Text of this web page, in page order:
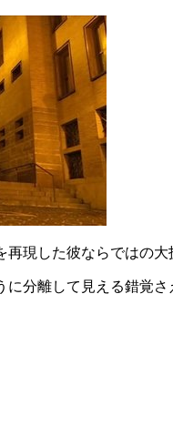
現した彼ならではの大
分離して見える錯覚